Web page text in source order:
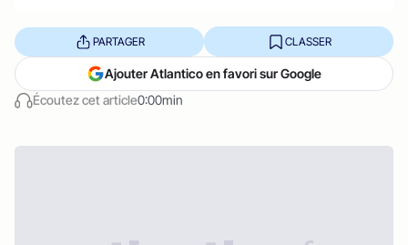
Écoutez cet article0:00min
PARTAGER CLASSER
Ajouter Atlantico en favori sur Google